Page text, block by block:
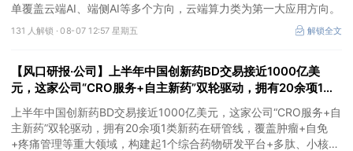
单覆盖云端AI、端侧AI等多个方向，云端算力类为第一大应用方向。
131 人解锁 ·08-07 12:57 星期五 解锁全文
【风口研报·公司】上半年中国创新药BD交易接近1000亿美
元，这家公司“CRO服务+自主新药”双轮驱动，拥有20余项1类
新药在研管线，覆盖肿瘤+自免+疼痛管理等重大领域
上半年中国创新药BD交易接近1000亿美元，这家公司“CRO服务+自
主新药”双轮驱动，拥有20余项1类新药在研管线，覆盖肿瘤+自免
+疼痛管理等重大领域，构建起1个综合药物研发平台+多肽、小核